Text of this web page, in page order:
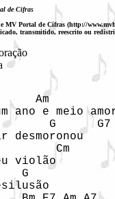
de Cifras
MV Portal de Cifras (http://
transmitido, reescrito ou
Am
ano e meio
G      G7
desmoronou
Cm
violão
G